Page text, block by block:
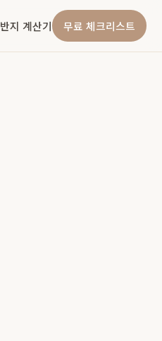
반지 계산기 무료 체크리스트